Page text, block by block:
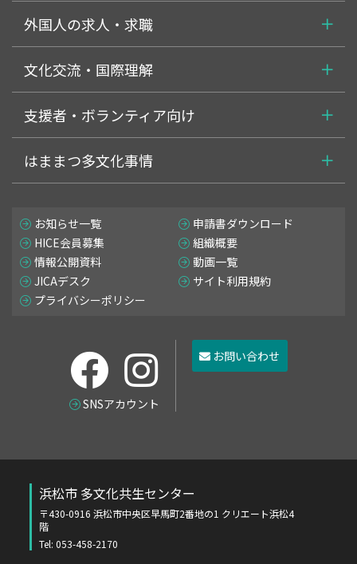
外国人の求人・求職
文化交流・国際理解
支援者・ボランティア向け
はままつ多文化事情
お知らせ一覧
申請書ダウンロード
HICE会員募集
組織概要
情報公開資料
動画一覧
JICAデスク
サイト利用規約
プライバシーポリシー
SNSアカウント
お問い合わせ
浜松市 多文化共生センター
〒430-0916 浜松市中央区早馬町2番地の1 クリエート浜松4
階
Tel: 053-458-2170